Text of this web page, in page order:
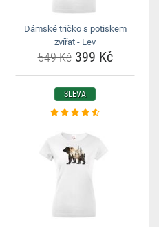
Dámské tričko s potiskem
zvířat - Lev
549 Kč399 Kč
SLEVA